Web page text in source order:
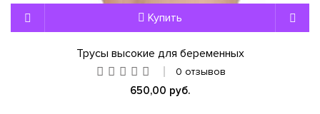
Купить
Трусы высокие для беременных
0 отзывов
650,00 руб.